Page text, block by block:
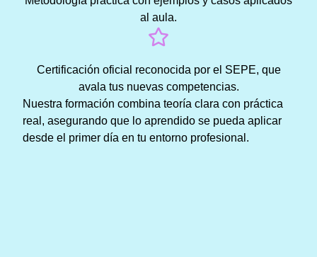
al aula.
Certificación oficial reconocida por el SEPE, que
avala tus nuevas competencias.
Nuestra formación combina teoría clara con práctica
real, asegurando que lo aprendido se pueda aplicar
desde el primer día en tu entorno profesional.